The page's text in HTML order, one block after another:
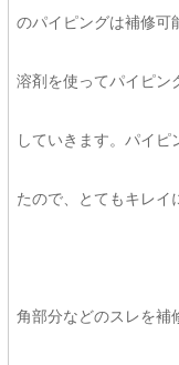
のパイピングは補修
溶剤を使ってパイピン
していきます。パイピ
たので、とてもキレイ
角部分などのスレを補